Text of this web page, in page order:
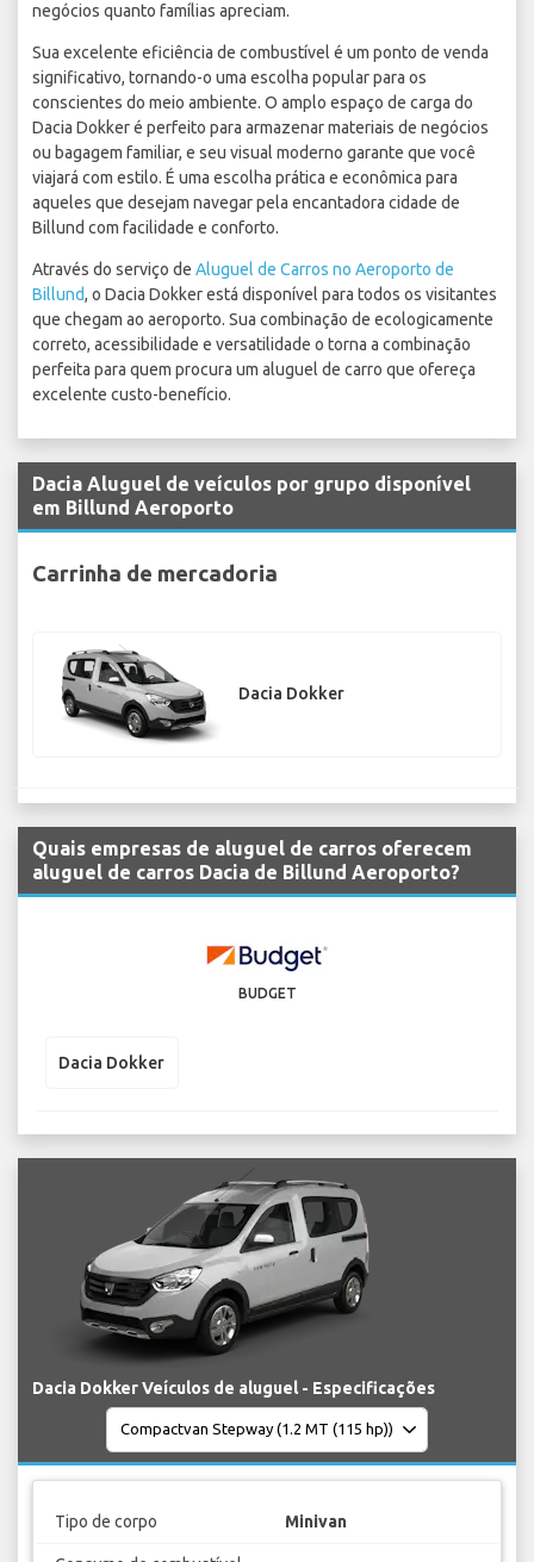
negócios quanto famílias apreciam.
Sua excelente eficiência de combustível é um ponto de venda
significativo, tornando-o uma escolha popular para os
conscientes do meio ambiente. O amplo espaço de carga do
Dacia Dokker é perfeito para armazenar materiais de negócios
ou bagagem familiar, e seu visual moderno garante que você
viajará com estilo. É uma escolha prática e econômica para
aqueles que desejam navegar pela encantadora cidade de
Billund com facilidade e conforto.
Através do serviço de Aluguel de Carros no Aeroporto de
Billund, o Dacia Dokker está disponível para todos os visitantes
que chegam ao aeroporto. Sua combinação de ecologicamente
correto, acessibilidade e versatilidade o torna a combinação
perfeita para quem procura um aluguel de carro que ofereça
excelente custo-benefício.
Dacia Aluguel de veículos por grupo disponível
em Billund Aeroporto
Carrinha de mercadoria
Dacia Dokker
Quais empresas de aluguel de carros oferecem
aluguel de carros Dacia de Billund Aeroporto?
BUDGET
Dacia Dokker
Dacia Dokker Veículos de aluguel - Especificações
Tipo de corpo Minivan